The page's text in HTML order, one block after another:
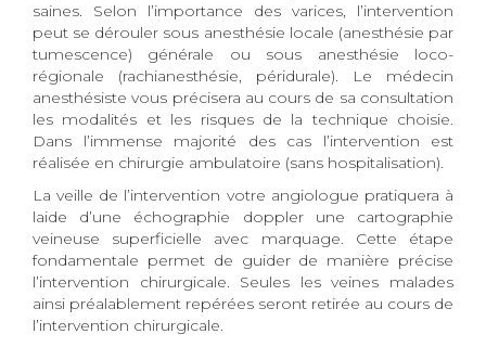
saines. Selon l’importance des varices, l’intervention
peut se dérouler sous anesthésie locale (anesthésie par
tumescence) générale ou sous anesthésie loco-
régionale (rachianesthésie, péridurale). Le médecin
anesthésiste vous précisera au cours de sa consultation
les modalités et les risques de la technique choisie.
Dans l’immense majorité des cas l’intervention est
réalisée en chirurgie ambulatoire (sans hospitalisation).
La veille de l’intervention votre angiologue pratiquera à
laide d’une échographie doppler une cartographie
veineuse superficielle avec marquage. Cette étape
fondamentale permet de guider de manière précise
l’intervention chirurgicale. Seules les veines malades
ainsi préalablement repérées seront retirée au cours de
l’intervention chirurgicale.